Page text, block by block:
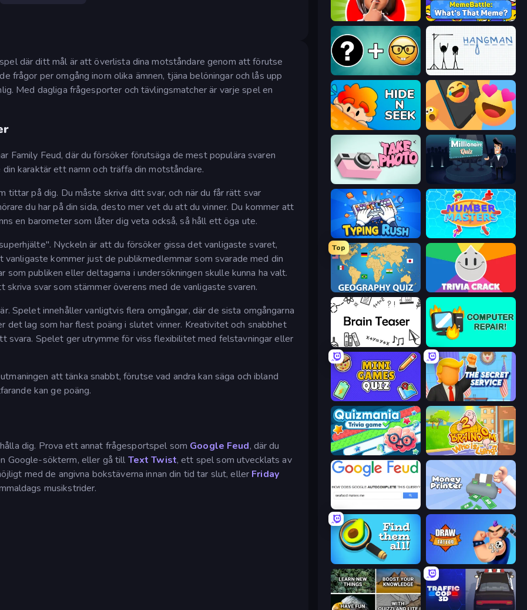
där ditt mål är att överlista dina motståndare genom att förutse
frågor per omgång inom olika ämnen, tjäna belöningar och lås upp
Med dagliga frågesporter och tävlingsmatcher är varje spel en
Family Feud, där du försöker förutsäga de mest populära svaren
karaktär ett namn och träffa din motståndare.
tittar på dig. Du måste skriva ditt svar, och när du får rätt svar
du har på din sida, desto mer vet du att du vinner. Du kommer att
en barometer som låter dig veta också, så håll ett öga ute.
Nyckeln är att du försöker gissa det vanligaste svaret,
kommer just de publikmedlemmar som svarade med din
som publiken eller deltagarna i undersökningen skulle kunna ha valt.
svar som stämmer överens med de vanligaste svaren.
Spelet innehåller vanligtvis flera omgångar, där de sista omgångarna
det lag som har flest poäng i slutet vinner. Kreativitet och snabbhet
svara. Spelet ger utrymme för viss flexibilitet med felstavningar eller
att tänka snabbt, förutse vad andra kan säga och ibland
kan ge poäng.
dig. Prova ett annat frågesportspel som Google Feud, där du
Google-sökterm, eller gå till Text Twist, ett spel som utvecklats av
med de angivna bokstäverna innan din tid tar slut, eller Friday
musikstrider.
Yes or No Challenge MemeBattle: What's That Meme?
Hangman
Hide N Seek Reply Run
Take Photo Millionaire Quiz
Typing Rush Number Masters
Top
Geography Quiz: Flags and Capitals Trivia Crack
Brain Teaser
Mini Games Quiz The Secret Service
Quizmania: Trivia Game Braindom 2: Who is Lying?
Money Printer
Find Them All!